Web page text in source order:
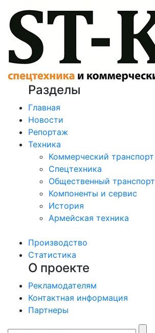
Разделы
Главная
Новости
Репортаж
Техника
Коммерческий транспорт
Спецтехника
Общественный транспорт
Компоненты и сервис
История
Армейская техника
Производство
Статистика
О проекте
Рекламодателям
Контактная информация
Партнеры